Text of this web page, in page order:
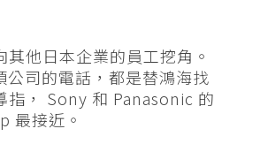
他日本企業的員工挖角。
司的電話，都是替鴻海找
指， Sony 和 Panasonic 的
最接近。